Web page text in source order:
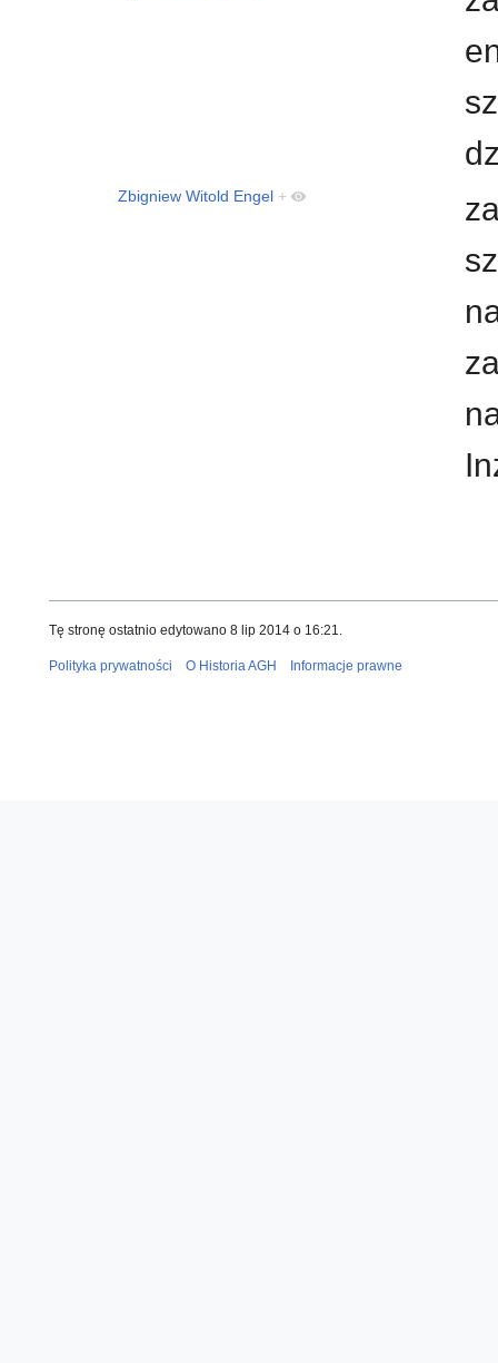
Zbigniew Witold Engel +
Tę stronę ostatnio edytowano 8 lip 2014 o 16:21.
Polityka prywatności O Historia AGH Informacje prawne